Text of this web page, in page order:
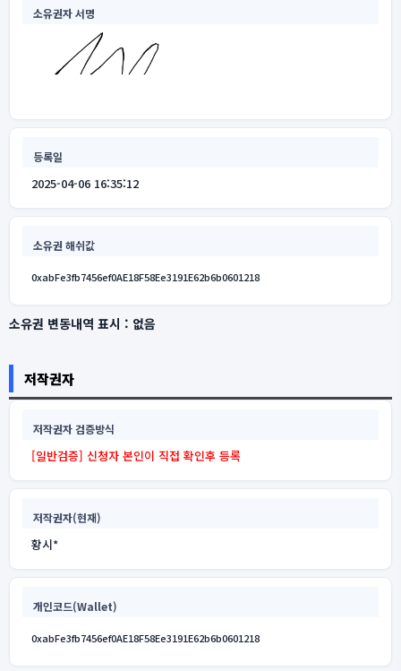
소유권자 서명
등록일
2025-04-06 16:35:12
소유권 해쉬값
0xabFe3fb7456ef0AE18F58Ee3191E62b6b0601218
소유권 변동내역 표시 : 없음
저작권자
저작권자 검증방식
[일반검증] 신청자 본인이 직접 확인후 등록
저작권자(현재)
황시*
개인코드(Wallet)
0xabFe3fb7456ef0AE18F58Ee3191E62b6b0601218